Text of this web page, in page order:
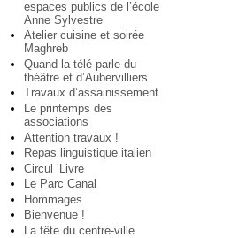
espaces publics de l’école
Anne Sylvestre
Atelier cuisine et soirée
Maghreb
Quand la télé parle du
théâtre et d’Aubervilliers
Travaux d’assainissement
Le printemps des
associations
Attention travaux !
Repas linguistique italien
Circul ’Livre
Le Parc Canal
Hommages
Bienvenue !
La fête du centre-ville